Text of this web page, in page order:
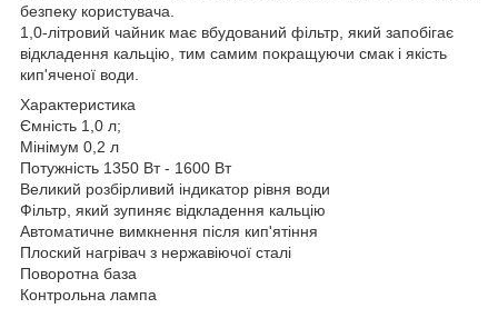
безпеку користувача.
1,0-літровий чайник має вбудований фільтр, який запобігає
відкладення кальцію, тим самим покращуючи смак і якість
кип'яченої води.
Характеристика
Ємність 1,0 л;
Мінімум 0,2 л
Потужність 1350 Вт - 1600 Вт
Великий розбірливий індикатор рівня води
Фільтр, який зупиняє відкладення кальцію
Автоматичне вимкнення після кип'ятіння
Плоский нагрівач з нержавіючої сталі
Поворотна база
Контрольна лампа